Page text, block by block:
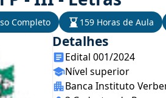
Completo 159 Horas de Aula
Detalhes
Edital 001/2024
Nível superior
Banca Instituto